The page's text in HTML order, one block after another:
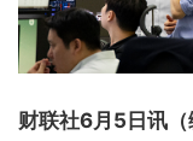
财联社6月5日讯（